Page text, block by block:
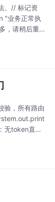
。// 标记资
"业务正常执
，请稍后重
义兜底方
验，所有路由
无token直接
完成：" +